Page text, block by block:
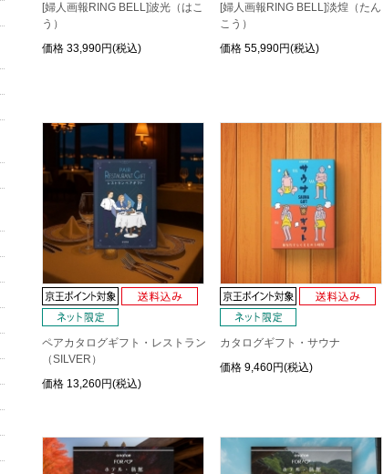
[婦人画報RING BELL]波光（はこ
う）
価格 33,990円(税込)
[婦人画報RING BELL]淡煌（たん
こう）
価格 55,990円(税込)
ペアカタログギフト・レストラン
（SILVER）
価格 13,260円(税込)
カタログギフト・サウナ
価格 9,460円(税込)